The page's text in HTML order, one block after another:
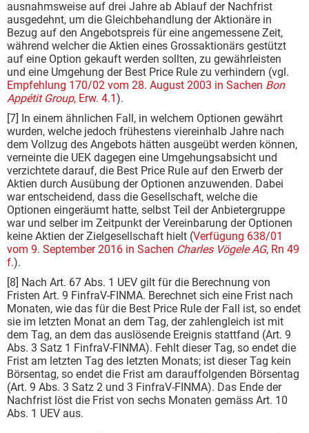
ausnahmsweise auf drei Jahre ab Ablauf der Nachfrist
ausgedehnt, um die Gleichbehandlung der Aktionäre in
Bezug auf den Angebotspreis für eine angemessene Zeit,
während welcher die Aktien eines Grossaktionärs gestützt
auf eine Option gekauft werden sollten, zu gewährleisten
und eine Umgehung der Best Price Rule zu verhindern (vgl.
Empfehlung 170/02 vom 28. August 2003 in Sachen Bon
Appétit Group, Erw. 4.1).
[7] In einem ähnlichen Fall, in welchem Optionen gewährt
wurden, welche jedoch frühestens viereinhalb Jahre nach
dem Vollzug des Angebots hätten ausgeübt werden können,
verneinte die UEK dagegen eine Umgehungsabsicht und
verzichtete darauf, die Best Price Rule auf den Erwerb der
Aktien durch Ausübung der Optionen anzuwenden. Dabei
war entscheidend, dass die Gesellschaft, welche die
Optionen eingeräumt hatte, selbst Teil der Anbietergruppe
war und selber im Zeitpunkt der Vereinbarung der Optionen
keine Aktien der Zielgesellschaft hielt (Verfügung 638/01
vom 9. September 2016 in Sachen Charles Vögele AG, Rn 49
f.).
[8] Nach Art. 67 Abs. 1 UEV gilt für die Berechnung von
Fristen Art. 9 FinfraV-FINMA. Berechnet sich eine Frist nach
Monaten, wie das für die Best Price Rule der Fall ist, so endet
sie im letzten Monat an dem Tag, der zahlengleich ist mit
dem Tag, an dem das auslösende Ereignis stattfand (Art. 9
Abs. 3 Satz 1 FinfraV-FINMA). Fehlt dieser Tag, so endet die
Frist am letzten Tag des letzten Monats; ist dieser Tag kein
Börsentag, so endet die Frist am darauffolgenden Börsentag
(Art. 9 Abs. 3 Satz 2 und 3 FinfraV-FINMA). Das Ende der
Nachfrist löst die Frist von sechs Monaten gemäss Art. 10
Abs. 1 UEV aus.